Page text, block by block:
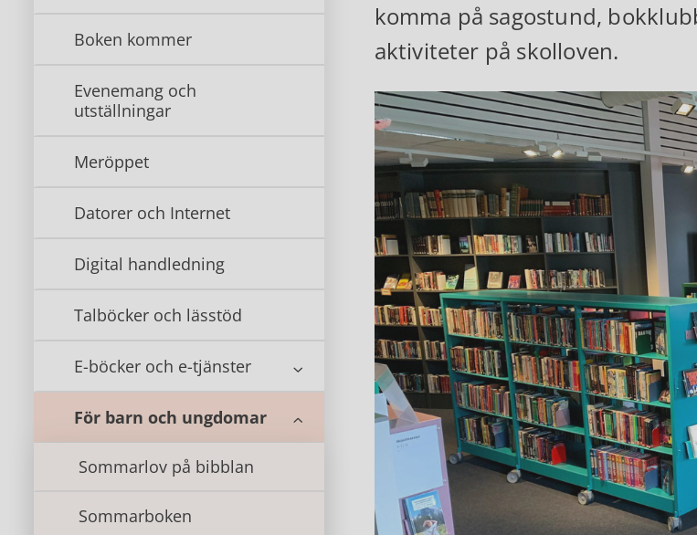
Boken kommer
Evenemang och
utställningar
Meröppet
Datorer och Internet
Digital handledning
Talböcker och lässtöd
E-böcker och e-tjänster
För barn och ungdomar
Sommarlov på bibblan
Sommarboken
komma på sagostund,
aktiviteter på skolloven.